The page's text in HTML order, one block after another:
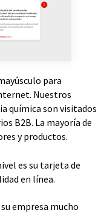
para
Nuestros
química son visitados
B2B. La mayoría de
y productos.
es su tarjeta de
en línea.
empresa mucho